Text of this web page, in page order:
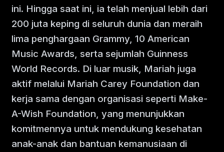
ini. Hingga saat ini, ia telah menjual lebih dari
200 juta keping di seluruh dunia dan meraih
lima penghargaan Grammy, 10 American
Music Awards, serta sejumlah Guinness
World Records. Di luar musik, Mariah juga
aktif melalui Mariah Carey Foundation dan
kerja sama dengan organisasi seperti Make-
A-Wish Foundation, yang menunjukkan
komitmennya untuk mendukung kesehatan
anak-anak dan bantuan kemanusiaan di